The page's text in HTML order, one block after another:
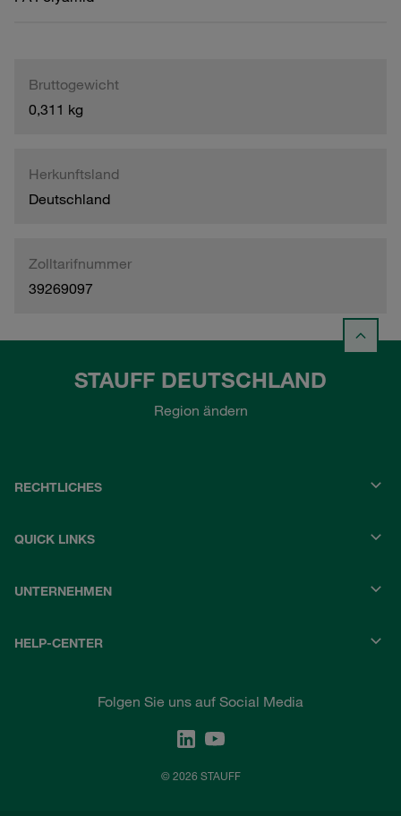
Bruttogewicht
0,311 kg
Herkunftsland
Deutschland
Zolltarifnummer
39269097
STAUFF DEUTSCHLAND
Region ändern
RECHTLICHES
QUICK LINKS
UNTERNEHMEN
HELP-CENTER
Folgen Sie uns auf Social Media
© 2026 STAUFF